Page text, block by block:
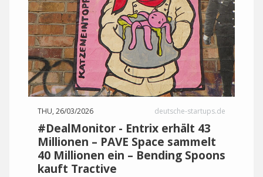
THU, 26/03/2026 deutsche-startups.de
#DealMonitor - Entrix erhält 43
Millionen – PAVE Space sammelt
40 Millionen ein – Bending Spoons
kauft Tractive